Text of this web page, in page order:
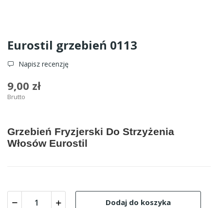
Eurostil grzebień 0113
Napisz recenzję
9,00 zł
Brutto
Grzebień Fryzjerski Do Strzyżenia
Włosów Eurostil
Dodaj do koszyka